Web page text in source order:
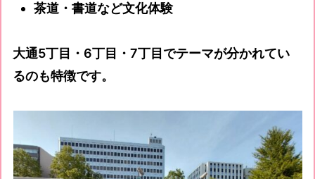
茶道・書道など文化体験
大通5丁目・6丁目・7丁目でテーマが分かれてい
るのも特徴です。